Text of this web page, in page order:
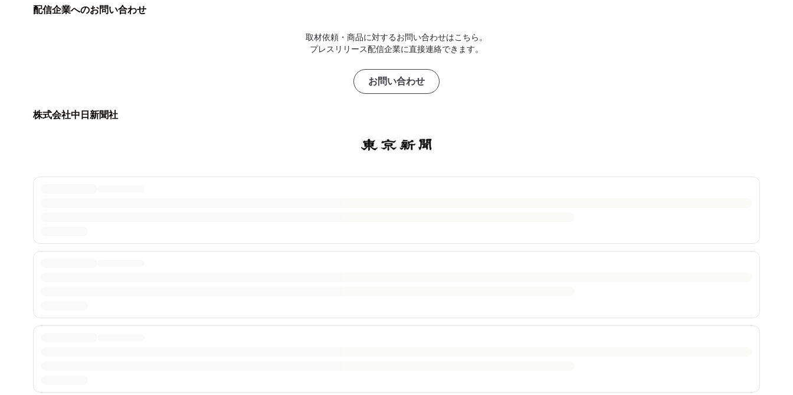
配信企業へのお問い合わせ
取材依頼・商品に対するお問い合わせはこちら。
プレスリリース配信企業に直接連絡できます。
お問い合わせ
株式会社中日新聞社